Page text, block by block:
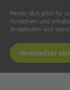
Melde dich jetzt für
Gutschein und
Angeboten und
Newsletter